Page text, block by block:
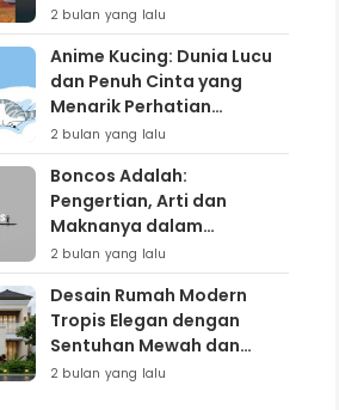
2 bulan yang lalu
Anime Kucing: Dunia Lucu
dan Penuh Cinta yang
Menarik Perhatian
Penggemar
2 bulan yang lalu
Boncos Adalah:
Pengertian, Arti dan
Maknanya dalam
Kehidupan Sehari-hari
2 bulan yang lalu
Desain Rumah Modern
Tropis Elegan dengan
Sentuhan Mewah dan
Natural
2 bulan yang lalu